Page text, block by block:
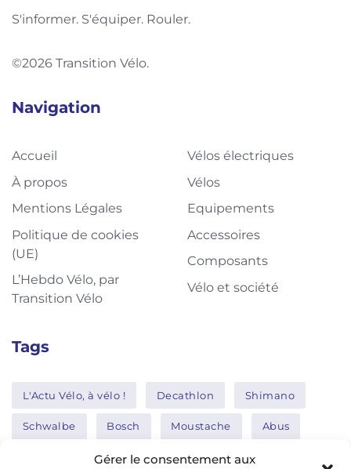
Gérer le consentement aux
S'informer. S'équiper. Rouler.
©2026 Transition Vélo.
Navigation
Accueil
À propos
Mentions Légales
Politique de cookies
(UE)
L’Hebdo Vélo, par
Transition Vélo
Vélos électriques
Vélos
Equipements
Accessoires
Composants
Vélo et société
Tags
L'Actu Vélo, à vélo ! Decathlon Shimano
Schwalbe Bosch Moustache Abus
Thule Nakamura